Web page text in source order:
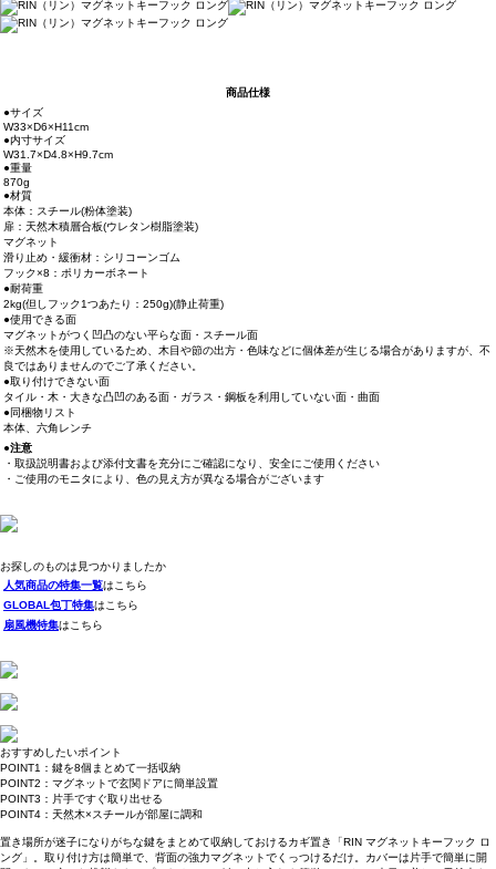
商品仕様
●サイズ
W33×D6×H11cm
●内寸サイズ
W31.7×D4.8×H9.7cm
●重量
870g
●材質
本体：スチール(粉体塗装)
扉：天然木積層合板(ウレタン樹脂塗装)
マグネット
滑り止め・緩衝材：シリコーンゴム
フック×8：ポリカーボネート
●耐荷重
2kg(但しフック1つあたり：250g)(静止荷重)
●使用できる面
マグネットがつく凹凸のない平らな面・スチール面
※天然木を使用しているため、木目や節の出方・色味などに個体差が生じる場合がありますが、不
良ではありませんのでご了承ください。
●取り付けできない面
タイル・木・大きな凸凹のある面・ガラス・鋼板を利用していない面・曲面
●同梱物リスト
本体、六角レンチ
●注意
・取扱説明書および添付文書を充分にご確認になり、安全にご使用ください
・ご使用のモニタにより、色の見え方が異なる場合がございます
お探しのものは見つかりましたか
人気商品の特集一覧はこちら
GLOBAL包丁特集はこちら
扇風機特集はこちら
おすすめしたいポイント
POINT1：鍵を8個まとめて一括収納
POINT2：マグネットで玄関ドアに簡単設置
POINT3：片手ですぐ取り出せる
POINT4：天然木×スチールが部屋に調和
置き場所が迷子になりがちな鍵をまとめて収納しておけるカギ置き「RIN マグネットキーフック ロ
ング」。取り付け方は簡単で、背面の強力マグネットでくっつけるだけ。カバーは片手で簡単に開